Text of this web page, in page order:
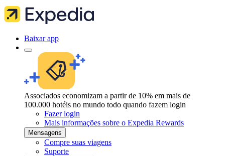
Baixar app
Associados economizam a partir de 10% em mais de
100.000 hotéis no mundo todo quando fazem login
Fazer login
Mais informações sobre o Expedia Rewards
Mensagens
Compre suas viagens
Suporte